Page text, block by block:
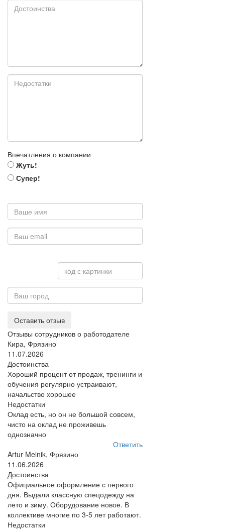
Впечатления о компании
Жуть!
Супер!
Оставить отзыв
Отзывы сотрудников о работодателе
Кира, Фрязино
11.07.2026
Достоинства
Хороший процент от продаж, тренинги и
обучения регулярно устраивают,
начальство хорошее
Недостатки
Оклад есть, но он не большой совсем,
чисто на оклад не проживешь
однозначно
Ответить
Artur Melnik, Фрязино
11.06.2026
Достоинства
Официальное оформление с первого
дня. Выдали классную спецодежду на
лето и зиму. Оборудование новое. В
коллективе многие по 3-5 лет работают.
Недостатки